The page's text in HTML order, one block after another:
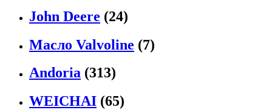
John Deere (24)
Масло Valvoline (7)
Andoria (313)
WEICHAI (65)